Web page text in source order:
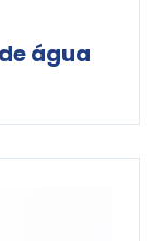
água